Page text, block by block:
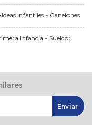
Infantiles - Canelones
Infancia - Sueldo: